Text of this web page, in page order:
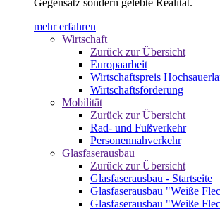
Gegensatz sondern gelebte Realität.
mehr erfahren
Wirtschaft
Zurück zur Übersicht
Europaarbeit
Wirtschaftspreis
Wirtschaftsförderung
Mobilität
Zurück zur Übersicht
Rad- und Fußverkehr
Personennahverkehr
Glasfaserausbau
Zurück zur Übersicht
Glasfaserausbau - Startseite
Glasfaserausbau "Weiße
Glasfaserausbau "Weiße